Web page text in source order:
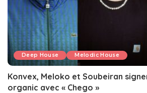
Deep House Melodic House
Konvex, Meloko et Soubeiran
organic avec « Chego »